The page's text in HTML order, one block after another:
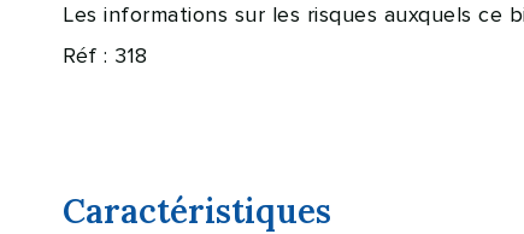
Les informations sur les risques auxquels
Réf : 318
Caractéristiques